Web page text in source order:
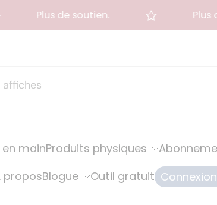
Plus de soutien. Plus
en mainProduits physiques
proposBlogue Outil gratuit